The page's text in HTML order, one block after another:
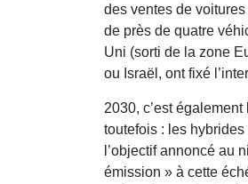
des ventes de
de près de quatre
Uni (sorti de la zone
ou Israël, ont fixé
2030, c’est
toutefois : les
l’objectif annoncé au
émission » à cette